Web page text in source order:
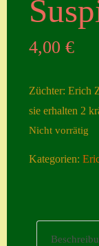
4,00€
Züchter: Erich
sie erhalten 2
Nicht vorrätig
Kategorien: